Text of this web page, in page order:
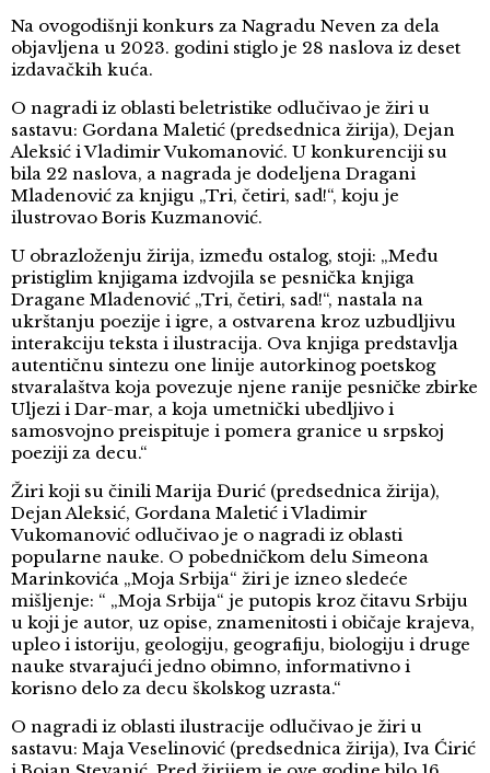
Na ovogodišnji konkurs za Nagradu Neven za dela
objavljena u 2023. godini stiglo je 28 naslova iz deset
izdavačkih kuća.
O nagradi iz oblasti beletristike odlučivao je žiri u
sastavu: Gordana Maletić (predsednica žirija), Dejan
Aleksić i Vladimir Vukomanović. U konkurenciji su
bila 22 naslova, a nagrada je dodeljena Dragani
Mladenović za knjigu „Tri, četiri, sad!“, koju je
ilustrovao Boris Kuzmanović.
U obrazloženju žirija, između ostalog, stoji: „Među
pristiglim knjigama izdvojila se pesnička knjiga
Dragane Mladenović „Tri, četiri, sad!“, nastala na
ukrštanju poezije i igre, a ostvarena kroz uzbudljivu
interakciju teksta i ilustracija. Ova knjiga predstavlja
autentičnu sintezu one linije autorkinog poetskog
stvaralaštva koja povezuje njene ranije pesničke zbirke
Uljezi i Dar-mar, a koja umetnički ubedljivo i
samosvojno preispituje i pomera granice u srpskoj
poeziji za decu.“
Žiri koji su činili Marija Đurić (predsednica žirija),
Dejan Aleksić, Gordana Maletić i Vladimir
Vukomanović odlučivao je o nagradi iz oblasti
popularne nauke. O pobedničkom delu Simeona
Marinkovića „Moja Srbija“ žiri je izneo sledeće
mišljenje: “ „Moja Srbija“ je putopis kroz čitavu Srbiju
u koji je autor, uz opise, znamenitosti i običaje krajeva,
upleo i istoriju, geologiju, geografiju, biologiju i druge
nauke stvarajući jedno obimno, informativno i
korisno delo za decu školskog uzrasta.“
O nagradi iz oblasti ilustracije odlučivao je žiri u
sastavu: Maja Veselinović (predsednica žirija), Iva Ćirić